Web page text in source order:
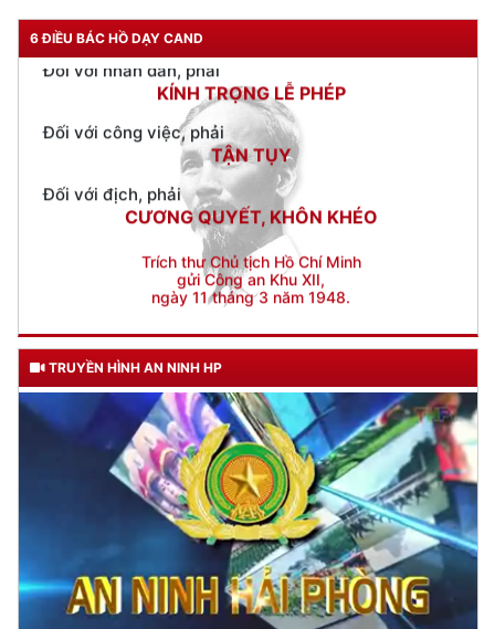
6 ĐIỀU BÁC HỒ DẠY CAND
KÍNH TRỌNG LỄ PHÉP
Đối với công việc, phải
TẬN TỤY
CƯƠNG QUYẾT, KHÔN KHÉO
Trích thư Chủ tịch Hồ Chí Minh
gửi Công an Khu XII,
ngày 11 tháng 3 năm 1948.
TRUYỀN HÌNH AN NINH HP